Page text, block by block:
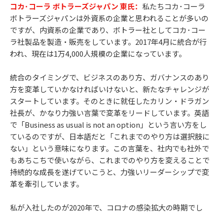
コカ･コーラ ボトラーズジャパン 東氏： 私たちコカ･コーラ
ボトラーズジャパンは外資系の企業と思われることが多いの
ですが、内資系の企業であり、ボトラー社としてコカ･コー
ラ社製品を製造・販売をしています。2017年4月に統合が行
われ、現在は1万4,000人規模の企業になっています。
統合のタイミングで、ビジネスのあり方、ガバナンスのあり
方を変革していかなければいけないと、新たなチャレンジが
スタートしています。そのときに就任したカリン・ドラガン
社長が、かなり力強い言葉で変革をリードしています。英語
で「Business as usual is not an option」という言い方をし
ているのですが、日本語だと「これまでのやり方は選択肢に
ない」という意味になります。この言葉を、社内でも社外で
もあちこちで使いながら、これまでのやり方を変えることで
持続的な成長を遂げていこうと、力強いリーダーシップで変
革を牽引しています。
私が入社したのが2020年で、コロナの感染拡大の時期でし